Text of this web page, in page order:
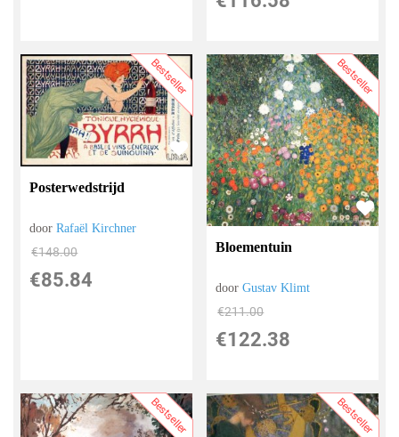
Bestseller
Posterwedstrijd
doorRafaël Kirchner
€148.00
€85.84
Bestseller
Bloementuin
doorGustav Klimt
€211.00
€122.38
Bestseller Bestseller